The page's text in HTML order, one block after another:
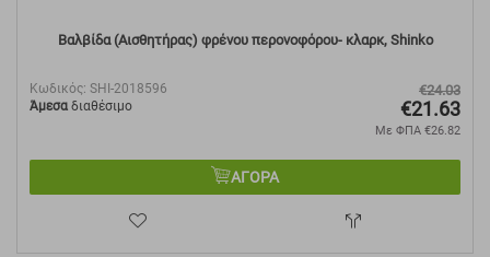
Βαλβίδα (Αισθητήρας) φρένου περονοφόρου- κλαρκ, Shinko
Κωδικός: SHI-2018596
Άμεσα διαθέσιμο
€24.03
€21.63
Με ΦΠΑ €26.82
ΑΓΟΡΑ